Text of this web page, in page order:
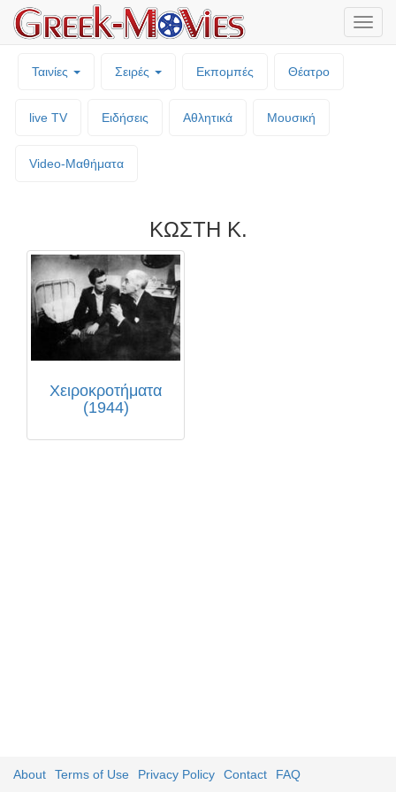
Ταινίες Σειρές Εκπομπές Θέατρο
live TV Ειδήσεις Αθλητικά Μουσική
Video-Mαθήματα
ΚΩΣΤΗ Κ.
Χειροκροτήματα
(1944)
About Terms of Use Privacy Policy Contact FAQ